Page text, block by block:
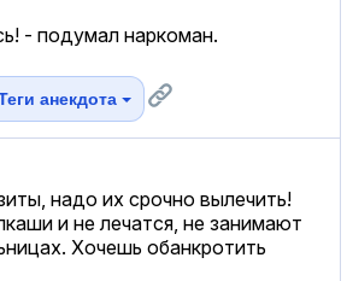
- подумал наркоман.
анекдота
надо их срочно вылечить!
и не лечатся, не занимают
Хочешь обанкротить